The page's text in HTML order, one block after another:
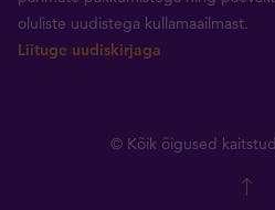
oluliste uudistega kullamaailmast.
Liituge uudiskirjaga
© Kõik õigused